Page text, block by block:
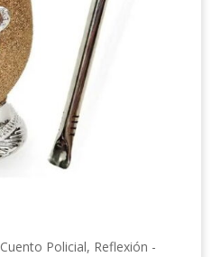
Cuento Policial, Reflexión -